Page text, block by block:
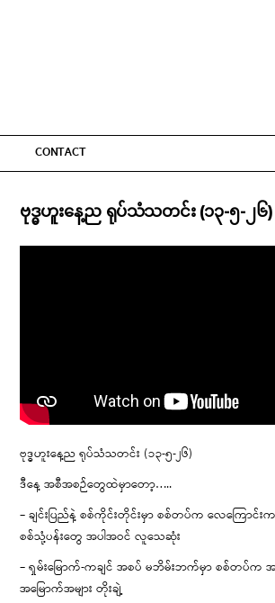
CONTACT
ဗုဒ္ဓဟူးနေ့ည ရုပ်သံသတင်း (၁၃-၅-၂၆)
ဗုဒ္ဓဟူးနေ့ည ရုပ်သံသတင်း (၁၃-၅-၂၆)
ဒီနေ့ အစီအစဉ်တွေထဲမှာတော့…..
– ချင်းပြည်နဲ့ စစ်ကိုင်းတိုင်းမှာ စစ်တပ်က လေကြောင်း
စစ်သုံ့ပန်းတွေ အပါအဝင် လူသေဆုံး
– ရှမ်းမြောက်-ကချင် အစပ် မဘိမ်းဘက်မှာ စစ်တပ်က
အမြောက်အများ တိုးချဲ့